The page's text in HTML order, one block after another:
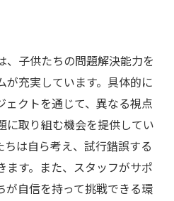
子供たちの問題解決能力を
充実しています。具体的に
クトを通じて、異なる視点
に取り組む機会を提供してい
ちは自ら考え、試行錯誤する
す。また、スタッフがサポ
が自信を持って挑戦できる環